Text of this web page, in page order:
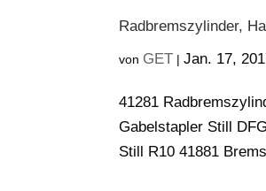
Radbremszylinder,
von GET |Jan. 17,
41281
Gabelstapler Still
Still R10 41881